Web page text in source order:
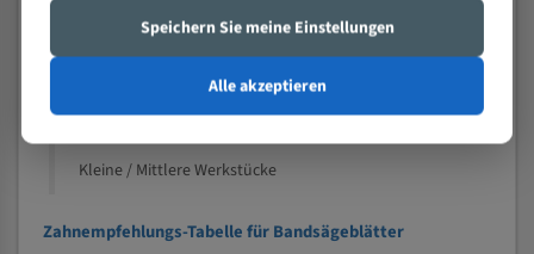
Nichteisenmetalle
Speziell entwickelt für Profile / Rohre
Kleine und mittlere Profile / Kleine Durchmesser
Kleine / Mittlere Werkstücke
Zahnempfehlungs-Tabelle für Bandsägeblätter
Speichern Sie meine Einstellungen
Alle akzeptieren